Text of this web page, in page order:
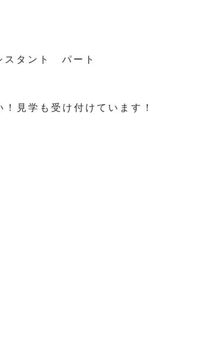
タント パート
見学も受け付けています！